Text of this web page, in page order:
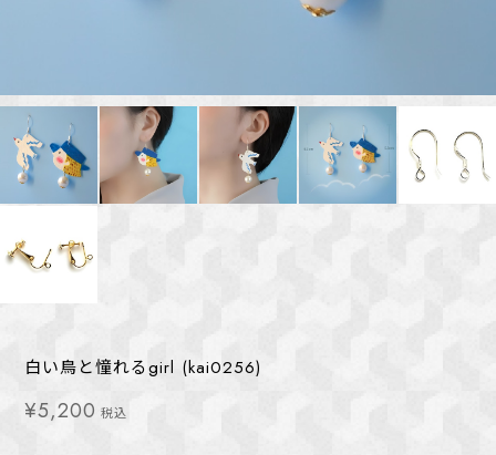
白い鳥と憧れるgirl (kai0256)
¥5,200 税込